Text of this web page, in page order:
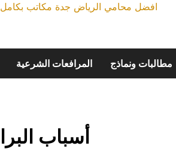
افضل محامي الرياض جدة مكاتب بكامل
المرافعات الشرعية مطالبات ونماذج
أسباب